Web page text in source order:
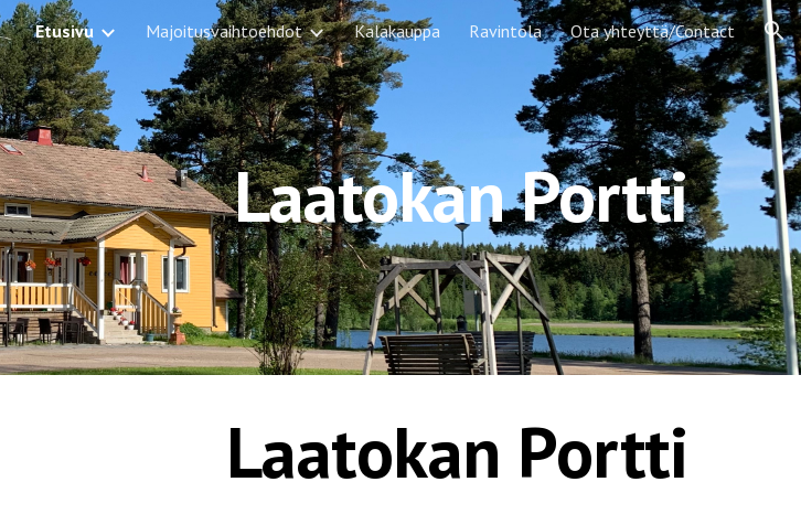
Skip to navigation
Etusivu Majoitusvaihtoehdot Kalakauppa Ravintola Ota yhteyttä/Contact
Laatokan Portti
Laatokan Portti